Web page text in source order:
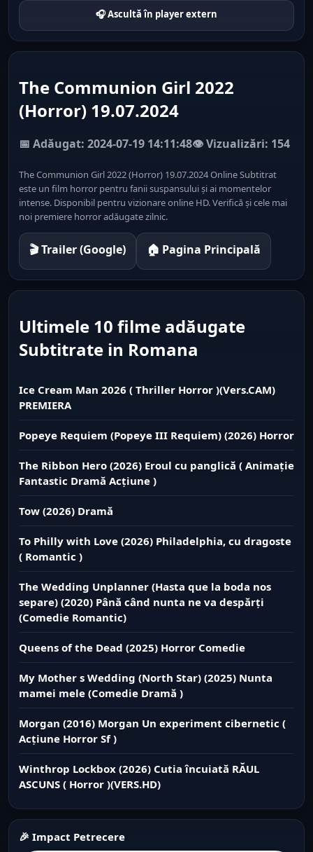
🎧 Ascultă în player extern
The Communion Girl 2022
(Horror) 19.07.2024
📅 Adăugat: 2024-07-19 14:11:48👁️ Vizualizări: 154
The Communion Girl 2022 (Horror) 19.07.2024 Online Subtitrat
este un film horror pentru fanii suspansului și ai momentelor
intense. Disponibil pentru vizionare online HD. Verifică și cele mai
noi premiere horror adăugate zilnic.
🎬 Trailer (Google) 🏠 Pagina Principală
Ultimele 10 filme adăugate
Subtitrate in Romana
Ice Cream Man 2026 ( Thriller Horror )(Vers.CAM)
PREMIERA
Popeye Requiem (Popeye III Requiem) (2026) Horror
The Ribbon Hero (2026) Eroul cu panglică ( Animație
Fantastic Dramă Acțiune )
Tow (2026) Dramă
To Philly with Love (2026) Philadelphia, cu dragoste
( Romantic )
The Wedding Unplanner (Hasta que la boda nos
separe) (2020) Până când nunta ne va despărți
(Comedie Romantic)
Queens of the Dead (2025) Horror Comedie
My Mother s Wedding (North Star) (2025) Nunta
mamei mele (Comedie Dramă )
Morgan (2016) Morgan Un experiment cibernetic (
Acțiune Horror Sf )
Winthrop Lockbox (2026) Cutia încuiată RĂUL
ASCUNS ( Horror )(VERS.HD)
🎉 Impact Petrecere